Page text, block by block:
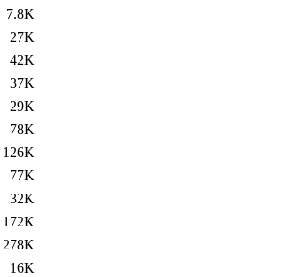
7.8K
27K
42K
37K
29K
78K
126K
77K
32K
172K
278K
16K